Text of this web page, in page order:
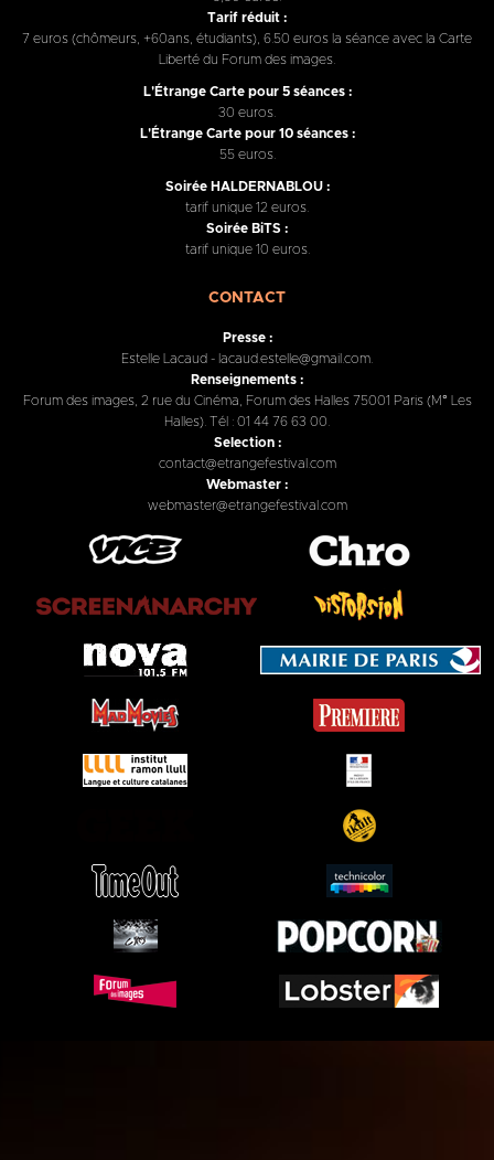
Tarif réduit :
7 euros (chômeurs, +60ans, étudiants), 6.50 euros la séance avec la Carte
Liberté du Forum des images.
L'Étrange Carte pour 5 séances :
30 euros.
L'Étrange Carte pour 10 séances :
55 euros.
Soirée HALDERNABLOU :
tarif unique 12 euros.
Soirée BiTS :
tarif unique 10 euros.
CONTACT
Presse :
Estelle Lacaud - lacaud.estelle@gmail.com.
Renseignements :
Forum des images, 2 rue du Cinéma, Forum des Halles 75001 Paris (M° Les
Halles). Tél : 01 44 76 63 00.
Selection :
contact@etrangefestival.com
Webmaster :
webmaster@etrangefestival.com